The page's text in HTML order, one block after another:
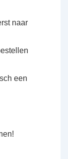
naar
een